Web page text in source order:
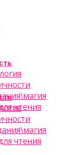
чтения
чтения